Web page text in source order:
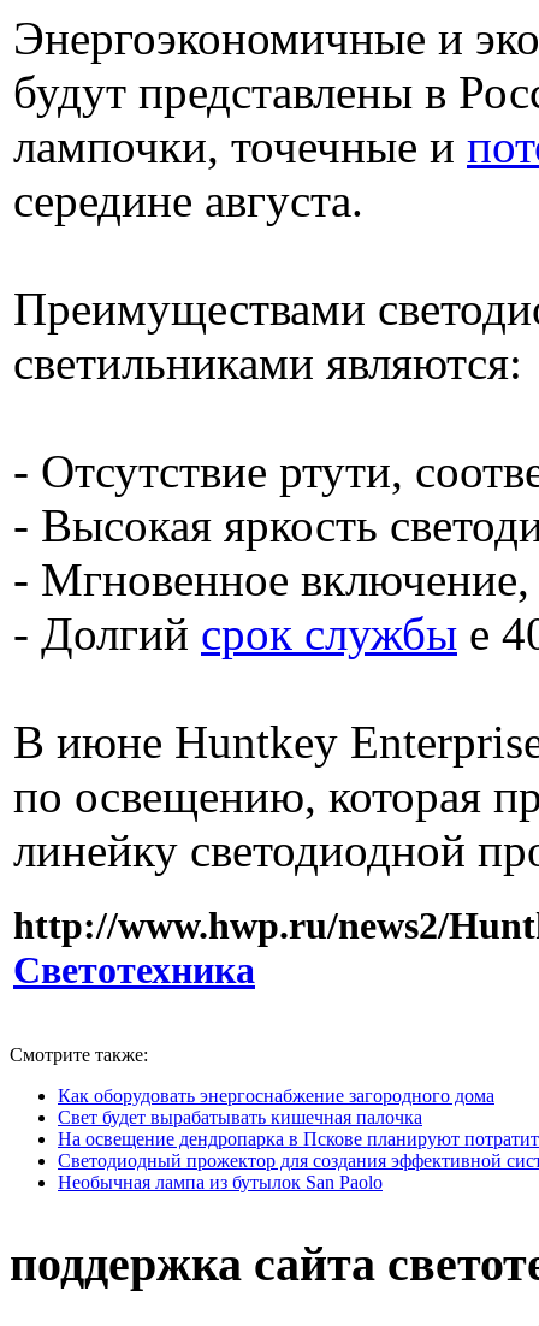
Энергоэкономичные и
будут представлены в
лампочки, точечные и
середине августа.
Преимуществами
светильниками являются:
- Отсутствие ртути,
- Высокая яркость
- Мгновенное включение,
- Долгий срок службы e
В июне Huntkey
по освещению, которая
линейку светодиодной
http://www.hwp.ru/news2/
Светотехника
Смотрите также:
Как оборудовать энергоснабжение загородного дома
Свет будет вырабатывать кишечная палочка
На освещение дендропарка в Пскове планируют
Светодиодный прожектор для создания эффективной
Необычная лампа из бутылок San Paolo
поддержка сайта